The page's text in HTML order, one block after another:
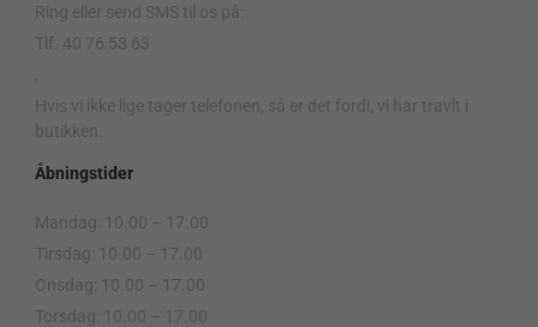
Ring eller send SMS til os på:
Tlf. 40 76 53 63
Hvis vi ikke lige tager telefonen, så er det fordi, vi har travlt i
butikken.
Åbningstider
Mandag: 10.00 – 17.00
Tirsdag: 10.00 – 17.00
Onsdag: 10.00 – 17.00
Torsdag: 10.00 – 17.00